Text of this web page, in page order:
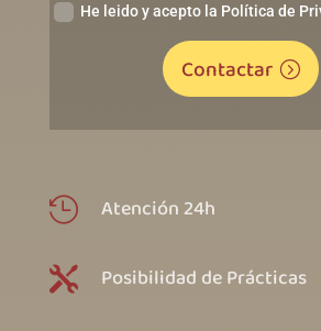
He leido y acepto la Política de
Contactar
 Atención 24h
 Posibilidad de Prácticas